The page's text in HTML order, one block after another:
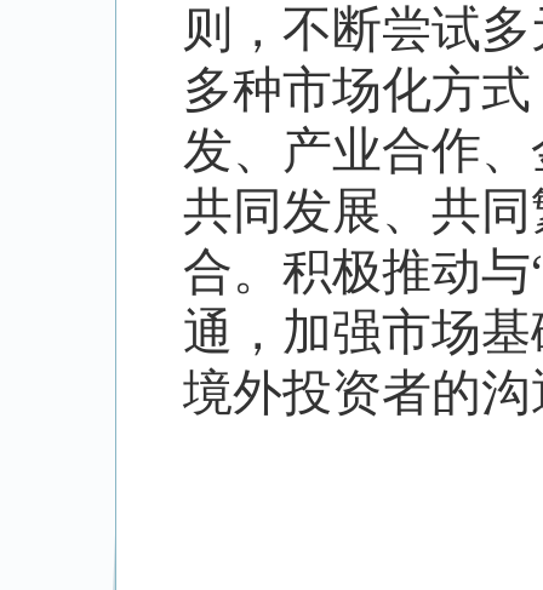
则，不断尝试
多种市场化方
发、产业合作
共同发展、共
合。积极推动与
通，加强市场
境外投资者的